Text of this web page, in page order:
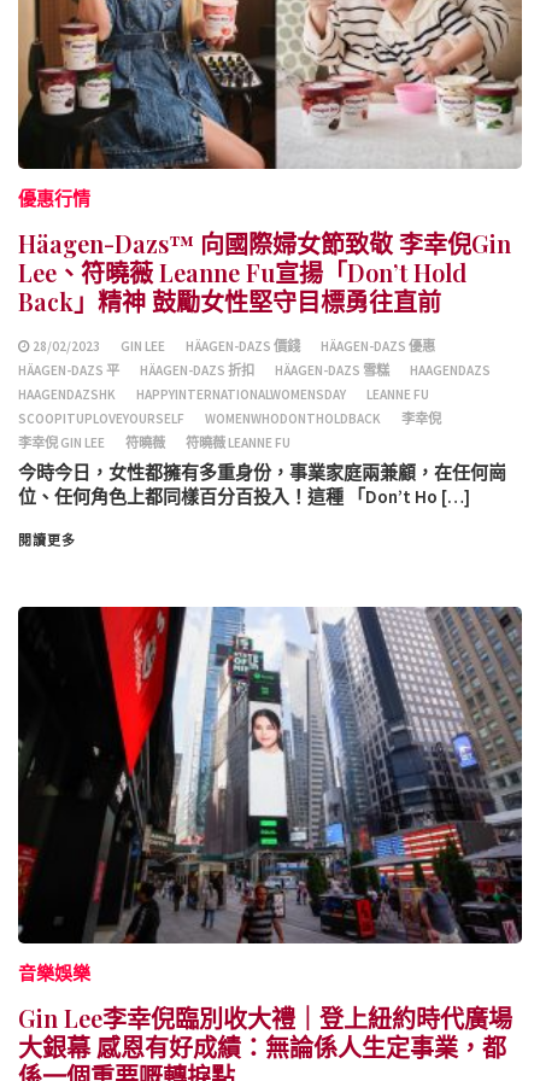
優惠行情
Häagen-Dazs™ 向國際婦女節致敬 李幸倪Gin
Lee、符曉薇 Leanne Fu宣揚「Don’t Hold
Back」精神 鼓勵女性堅守目標勇往直前
28/02/2023 GIN LEE HÄAGEN-DAZS 價錢
HÄAGEN-DAZS 優惠
HÄAGEN-DAZS 平
HÄAGEN-DAZS 折扣 HÄAGEN-DAZS 雪糕
HAAGENDAZS
HAAGENDAZSHK
HAPPYINTERNATIONALWOMENSDAY
LEANNE FU
SCOOPITUPLOVEYOURSELF
WOMENWHODONTHOLDBACK
李幸倪
李幸倪 GIN LEE
符曉薇 符曉薇 LEANNE FU
今時今日，女性都擁有多重身份，事業家庭兩兼顧，在任何崗
位、任何角色上都同樣百分百投入！這種 「Don’t Ho […]
閱讀更多
音樂娛樂
Gin Lee李幸倪臨別收大禮｜登上紐約時代廣場
大銀幕 感恩有好成績：無論係人生定事業，都